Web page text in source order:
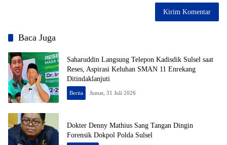
Baca Juga
Saharuddin Langsung Telepon Kadisdik Sulsel saat
Reses, Aspirasi Keluhan SMAN 11 Enrekang
Ditindaklanjuti
Berita Jumat, 31 Juli 2026
Dokter Denny Mathius Sang Tangan Dingin
Forensik Dokpol Polda Sulsel